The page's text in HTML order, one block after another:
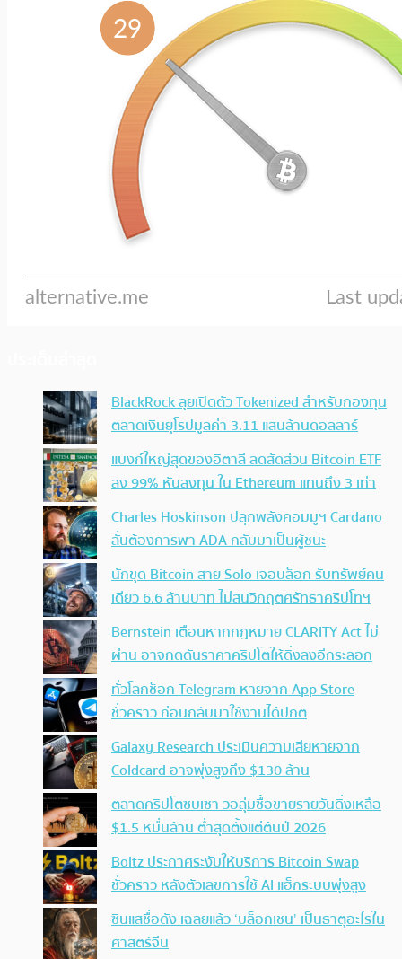
BlackRock ลุยเปิดตัว Tokenized สำหรับกองทุน
ตลาดเงินยุโรปมูลค่า 3.11 แสนล้านดอลลาร์
แบงก์ใหญ่สุดของอิตาลี ลดสัดส่วน Bitcoin ETF
ลง 99% หันลงทุน ใน Ethereum แทนถึง 3 เท่า
Charles Hoskinson ปลุกพลังคอมมูฯ Cardano
ลั่นต้องการพา ADA กลับมาเป็นผู้ชนะ
นักขุด Bitcoin สาย Solo เจอบล็อก รับทรัพย์คน
เดียว 6.6 ล้านบาท ไม่สนวิกฤตศรัทธาคริปโทฯ
Bernstein เตือนหากกฎหมาย CLARITY Act ไม่
ผ่าน อาจกดดันราคาคริปโตให้ดิ่งลงอีกระลอก
ทั่วโลกช็อก Telegram หายจาก App Store
ชั่วคราว ก่อนกลับมาใช้งานได้ปกติ
Galaxy Research ประเมินความเสียหายจาก
Coldcard อาจพุ่งสูงถึง $130 ล้าน
ตลาดคริปโตซบเซา วอลุ่มซื้อขายรายวันดิ่งเหลือ
$1.5 หมื่นล้าน ต่ำสุดตั้งแต่ต้นปี 2026
Boltz ประกาศระงับให้บริการ Bitcoin Swap
ชั่วคราว หลังตัวเลขการใช้ AI แฮ็กระบบพุ่งสูง
ซินแสชื่อดัง เฉลยแล้ว ‘บล็อกเชน’ เป็นธาตุอะไรใน
ศาสตร์จีน